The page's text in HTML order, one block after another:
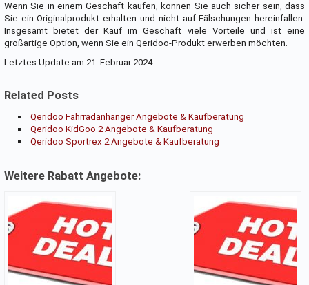
Wenn Sie in einem Geschäft kaufen, können Sie auch sicher sein, dass
Sie ein Originalprodukt erhalten und nicht auf Fälschungen hereinfallen.
Insgesamt bietet der Kauf im Geschäft viele Vorteile und ist eine
großartige Option, wenn Sie ein Qeridoo-Produkt erwerben möchten.
Letztes Update am 21. Februar 2024
Related Posts
Qeridoo Fahrradanhänger Angebote & Kaufberatung
Qeridoo KidGoo 2 Angebote & Kaufberatung
Qeridoo Sportrex 2 Angebote & Kaufberatung
Weitere Rabatt Angebote: